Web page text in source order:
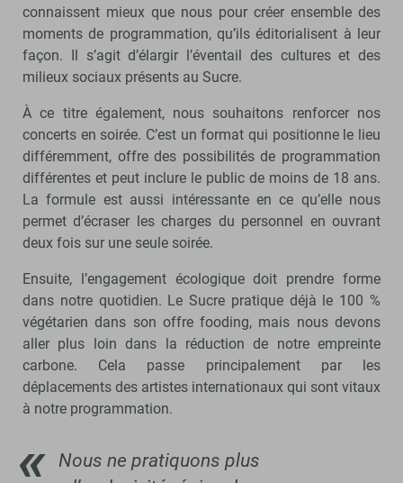
connaissent mieux que nous pour créer ensemble des
moments de programmation, qu’ils éditorialisent à leur
façon. Il s’agit d’élargir l’éventail des cultures et des
milieux sociaux présents au Sucre.
À ce titre également, nous souhaitons renforcer nos
concerts en soirée. C’est un format qui positionne le lieu
différemment, offre des possibilités de programmation
différentes et peut inclure le public de moins de 18 ans.
La formule est aussi intéressante en ce qu’elle nous
permet d’écraser les charges du personnel en ouvrant
deux fois sur une seule soirée.
Ensuite, l’engagement écologique doit prendre forme
dans notre quotidien. Le Sucre pratique déjà le 100 %
végétarien dans son offre fooding, mais nous devons
aller plus loin dans la réduction de notre empreinte
carbone. Cela passe principalement par les
déplacements des artistes internationaux qui sont vitaux
à notre programmation.
Nous ne pratiquons plus